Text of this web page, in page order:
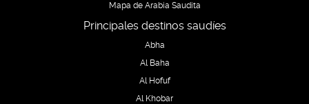
Mapa de Arabia Saudita
Principales destinos saudíes
Abha
Al Baha
Al Hofuf
Al Khobar